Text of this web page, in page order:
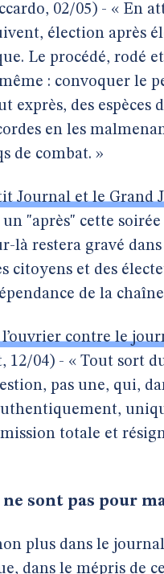
02/05) - « En
élection après
Le procédé, rodé
: convoquer le
exprès, des
en les
de combat. »
Journal et le Grand
"après" cette
là restera gravé
citoyens et des
de la chaîne
contre le
12/04) - « Tout sort
pas une, qui,
totale et
ne sont pas pour
plus dans le
dans le mépris de ce